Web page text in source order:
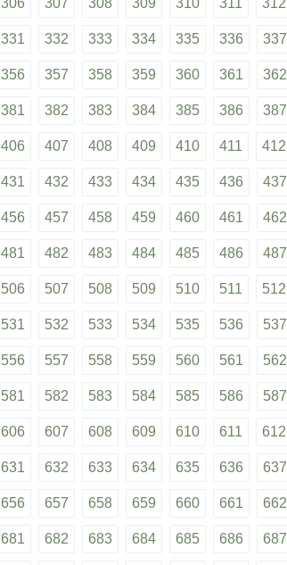
331 332 333 334 335 336 337
356 357 358 359 360 361 362
381 382 383 384 385 386 387
406 407 408 409 410 411 412
431 432 433 434 435 436 437
456 457 458 459 460 461 462
481 482 483 484 485 486 487
506 507 508 509 510 511 512
531 532 533 534 535 536 537
556 557 558 559 560 561 562
581 582 583 584 585 586 587
606 607 608 609 610 611 612
631 632 633 634 635 636 637
656 657 658 659 660 661 662
681 682 683 684 685 686 687